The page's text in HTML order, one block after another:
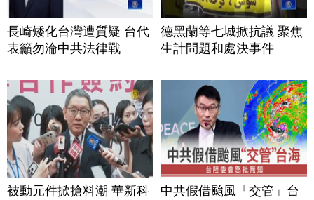
長崎矮化台灣遭質疑 台代
表籲勿淪中共法律戰
德黑蘭等七城掀抗議 聚焦
生計問題和處決事件
被動元件掀搶料潮 華新科
中共假借颱風「交管」台